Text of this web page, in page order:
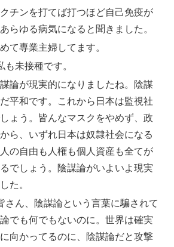
チンを打てば打つほど自己免疫が
らゆる病気になると聞きました。
て専業主婦してます。
も未接種です。
論が現実的になりましたね。陰謀
平和です。これから日本は監視社
ょう。皆んなマスクをやめず、政
ら、いずれ日本は奴隷社会になる
の自由も人権も個人資産も全てが
でしょう。陰謀論がいよいよ現実
た。
さん、陰謀論という言葉に騙されて
でも何でもないのに。世界は確実
向かってるのに、陰謀論だと攻撃